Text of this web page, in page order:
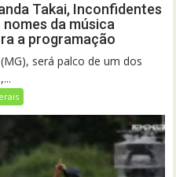
Takai, Inconfidentes
da música
a programação
será palco de um dos